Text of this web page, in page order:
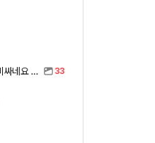
아반떼 풀체인지 가격 나왔는데 진짜 비싸네요 ㅎㅎ 33